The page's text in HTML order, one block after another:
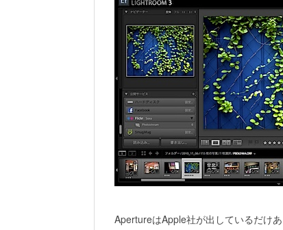
ApertureはApple社が出しているだけ